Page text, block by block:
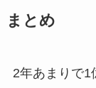
まとめ
2年あまりで1